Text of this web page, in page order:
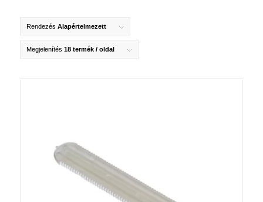
Rendezés Alapértelmezett
Megjelenítés 18 termék / oldal